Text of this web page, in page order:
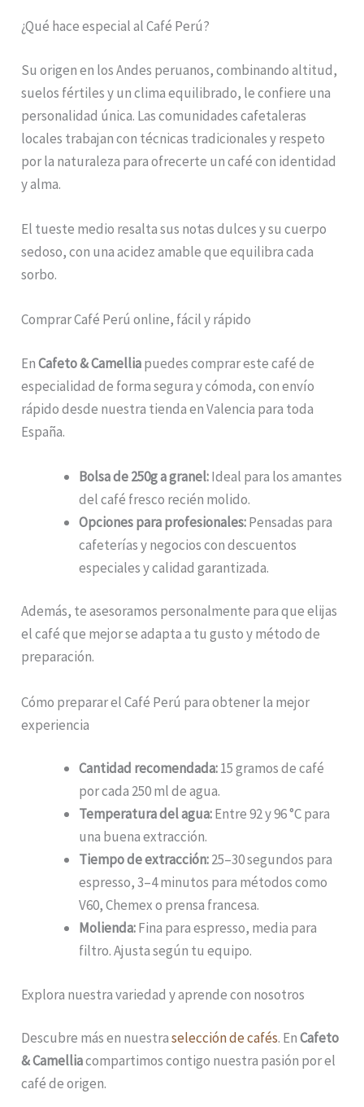
¿Qué hace especial al Café Perú?
Su origen en los Andes peruanos, combinando altitud,
suelos fértiles y un clima equilibrado, le confiere una
personalidad única. Las comunidades cafetaleras
locales trabajan con técnicas tradicionales y respeto
por la naturaleza para ofrecerte un café con identidad
y alma.
El tueste medio resalta sus notas dulces y su cuerpo
sedoso, con una acidez amable que equilibra cada
sorbo.
Comprar Café Perú online, fácil y rápido
EnCafeto & Camelliapuedes comprar este café de
especialidad de forma segura y cómoda, con envío
rápido desde nuestra tienda en Valencia para toda
España.
Bolsa de 250g a granel:Ideal para los amantes
del café fresco recién molido.
Opciones para profesionales:Pensadas para
cafeterías y negocios con descuentos
especiales y calidad garantizada.
Además, te asesoramos personalmente para que elijas
el café que mejor se adapta a tu gusto y método de
preparación.
Cómo preparar el Café Perú para obtener la mejor
experiencia
Cantidad recomendada:15 gramos de café
por cada 250 ml de agua.
Temperatura del agua:Entre 92 y 96 °C para
una buena extracción.
Tiempo de extracción:25–30 segundos para
espresso, 3–4 minutos para métodos como
V60, Chemex o prensa francesa.
Molienda:Fina para espresso, media para
filtro. Ajusta según tu equipo.
Explora nuestra variedad y aprende con nosotros
Descubre más en nuestraselección de cafés. EnCafeto
& Camelliacompartimos contigo nuestra pasión por el
café de origen.